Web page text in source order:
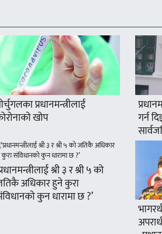
प्रधानमन्त्रीलाई
खोप गर्न
श्री ३ र श्री ५ को
अधिकार हुने कुरा
कुन धारामा छ ?’